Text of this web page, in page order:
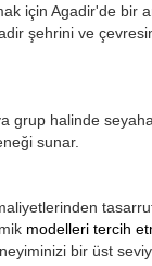
için Agadir'de bir
şehrini ve
grup halinde
sunar.
modelleri tercih
bir üst